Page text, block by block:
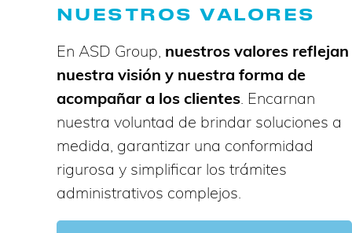
NUESTROS VALORES
En ASD Group, nuestros valores reflejan
nuestra visión y nuestra forma de
acompañar a los clientes. Encarnan
nuestra voluntad de brindar soluciones a
medida, garantizar una conformidad
rigurosa y simplificar los trámites
administrativos complejos.